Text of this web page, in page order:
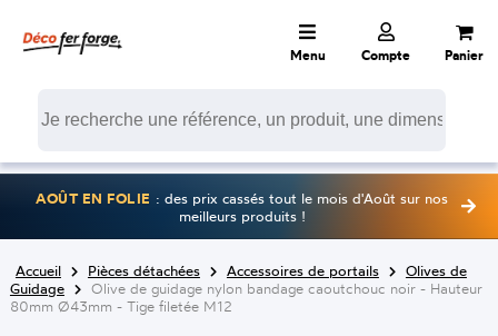
Menu Compte Panier
AOÛT EN FOLIE : des prix cassés tout le mois d'Août sur nos
meilleurs produits !
Accueil Pièces détachées Accessoires de portails
Olives de
Guidage
Olive de guidage nylon bandage caoutchouc noir - Hauteur
80mm Ø43mm - Tige filetée M12